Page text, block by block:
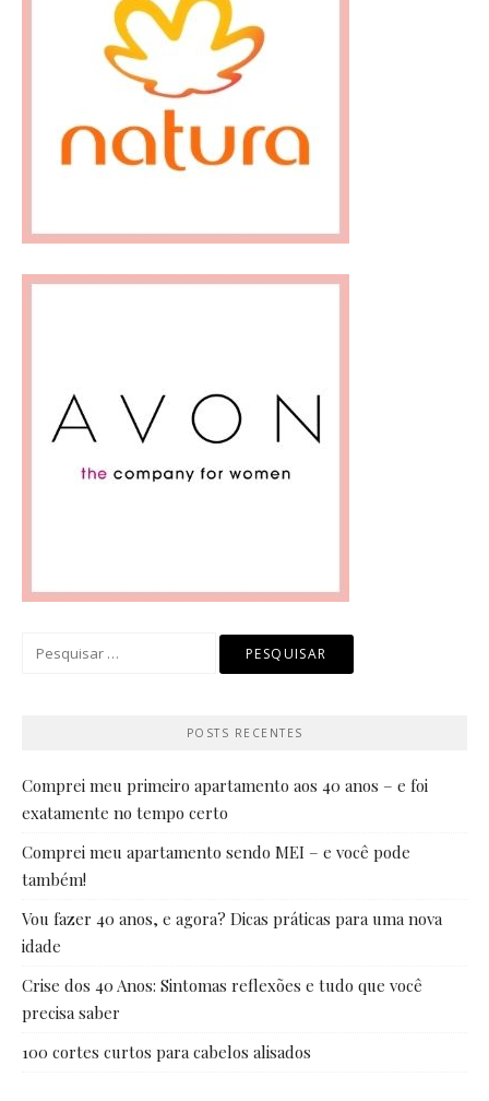
POSTS RECENTES
Comprei meu primeiro apartamento aos 40 anos – e foi
exatamente no tempo certo
Comprei meu apartamento sendo MEI – e você pode
também!
Vou fazer 40 anos, e agora? Dicas práticas para uma nova
idade
Crise dos 40 Anos: Sintomas reflexões e tudo que você
precisa saber
100 cortes curtos para cabelos alisados